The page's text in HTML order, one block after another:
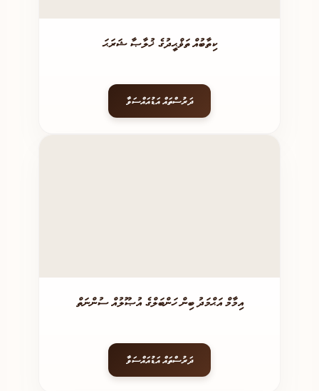
ކިތާބުއް ތަޥްޙީދުގެ ޚުލާޞާ ޝަރަޙަ
ދަރުސްތައް އަޑުއައްސަވާ
އިމާމް އަޙްމަދު ބިން ހަންބަލްގެ އުޞޫލުއް ސުންނަތް
ދަރުސްތައް އަޑުއައްސަވާ